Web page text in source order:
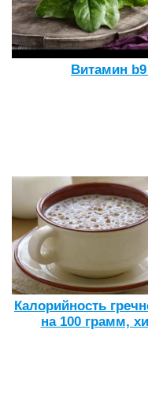
Витамин
Калорийность
на 100 грамм,